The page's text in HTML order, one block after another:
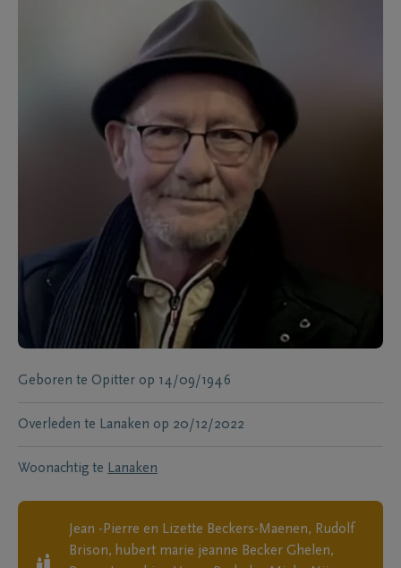
Geboren te Opitter op 14/09/1946
Overleden te Lanaken op 20/12/2022
Woonachtig te Lanaken
Jean -Pierre en Lizette Beckers-Maenen, Rudolf
Brison, hubert marie jeanne Becker Ghelen,